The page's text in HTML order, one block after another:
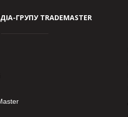
ГРУПУ TRADEMASTER